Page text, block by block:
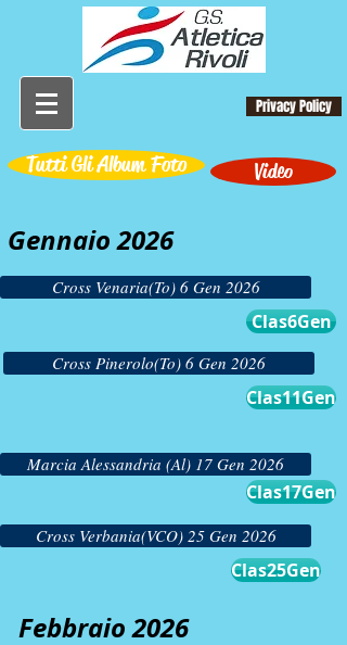
Privacy Policy
Tutti Gli Album Foto Video
Gennaio 2026
Cross Venaria(To) 6 Gen 2026
Clas6Gen
Cross Pinerolo(To) 6 Gen 2026
Clas11Gen
Marcia Alessandria (Al) 17 Gen 2026
Clas17Gen
Cross Verbania(VCO) 25 Gen 2026
Clas25Gen
Febbraio 2026